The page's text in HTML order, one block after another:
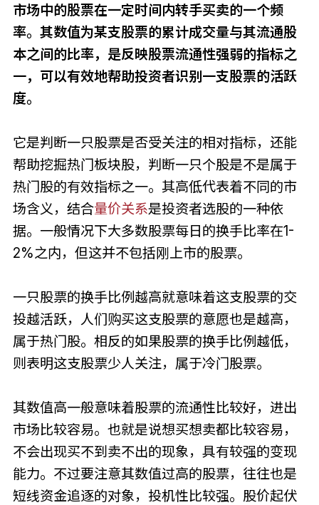
市场中的股票在一定时间内转手买卖的一个频
率。其数值为某支股票的累计成交量与其流通股
本之间的比率，是反映股票流通性强弱的指标之
一，可以有效地帮助投资者识别一支股票的活跃
度。
它是判断一只股票是否受关注的相对指标，还能
帮助挖掘热门板块股，判断一只个股是不是属于
热门股的有效指标之一。其高低代表着不同的市
场含义，结合量价关系是投资者选股的一种依
据。一般情况下大多数股票每日的换手比率在1-
2%之内，但这并不包括刚上市的股票。
一只股票的换手比例越高就意味着这支股票的交
投越活跃，人们购买这支股票的意愿也是越高，
属于热门股。相反的如果股票的换手比例越低，
则表明这支股票少人关注，属于冷门股票。
其数值高一般意味着股票的流通性比较好，进出
市场比较容易。也就是说想买想卖都比较容易，
不会出现买不到卖不出的现象，具有较强的变现
能力。不过要注意其数值过高的股票，往往也是
短线资金追逐的对象，投机性比较强。股价起伏